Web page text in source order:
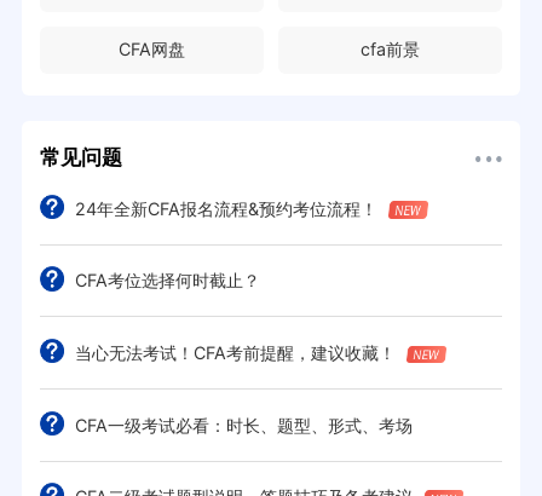
CFA网盘 cfa前景
常见问题
24年全新CFA报名流程&预约考位流程！
CFA考位选择何时截止？
当心无法考试！CFA考前提醒，建议收藏！
CFA一级考试必看：时长、题型、形式、考场